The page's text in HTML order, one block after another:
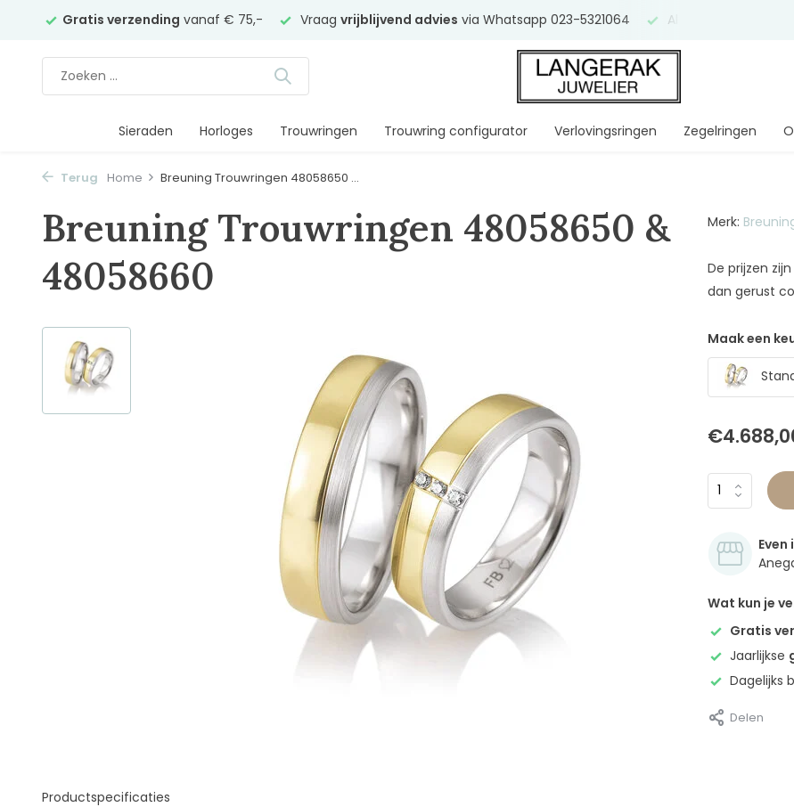
Gratis verzending vanaf € 75,- Vraag vrijblijvend advies via Whatsapp 023-5321064 Al
Sieraden Horloges Trouwringen Trouwring configurator Verlovingsringen Zegelringen
Terug Home Breuning Trouwringen 48058650 ...
Breuning Trouwringen 48058650 &
48058660
Productspecificaties
Merk:
De prijzen
dan gerust
Maak een
Wat kun je
Gratis
Jaarlijkse
Dagelijks
Delen